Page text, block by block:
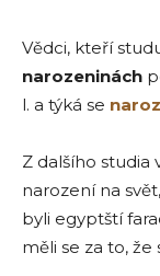
Vědci, kteří
narozeninách
l. a týká se
Z dalšího studia
narození na
byli egyptští
měli se za to,